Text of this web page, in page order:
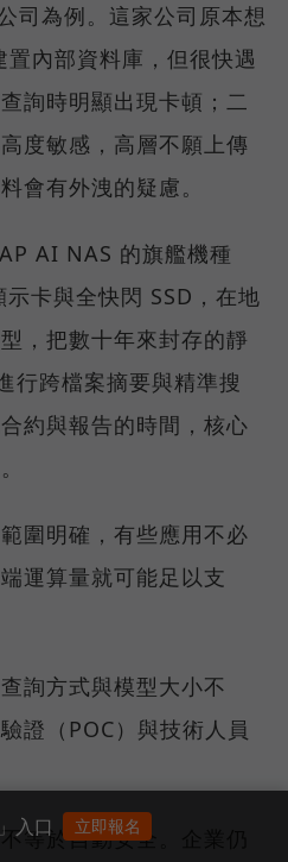
司為例。這家公司原本想
內部資料庫，但很快遇
詢時明顯出現卡頓；二
度敏感，高層不願上傳
會有外洩的疑慮。
AI NAS 的旗艦機種
卡與全快閃 SSD，在地
，把數十年來封存的靜
行跨檔案摘要與精準搜
約與報告的時間，核心
圍明確，有些應用不必
運算量就可能足以支
詢方式與模型大小不
證（POC）與技術人員
等於自動安全。企業仍
入口 立即報名